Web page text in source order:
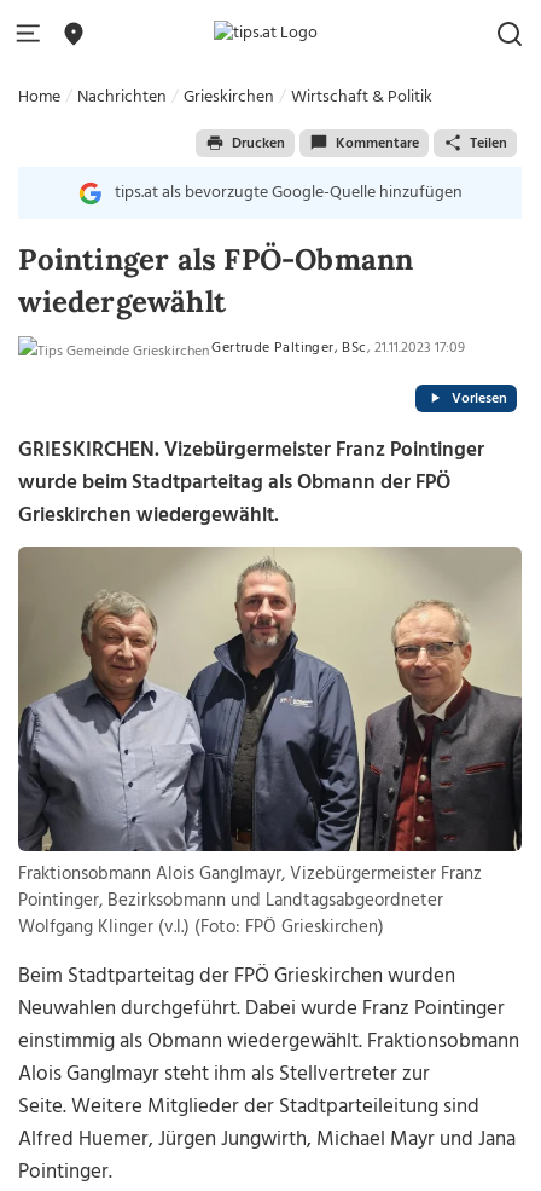
Home Nachrichten Grieskirchen Wirtschaft & Politik
Drucken Kommentare Teilen
tips.at als bevorzugte Google-Quelle hinzufügen
Pointinger als FPÖ-Obmann
wiedergewählt
Gertrude Paltinger, BSc, 21.11.2023 17:09
Vorlesen
GRIESKIRCHEN. Vizebürgermeister Franz Pointinger
wurde beim Stadtparteitag als Obmann der FPÖ
Grieskirchen wiedergewählt.
Fraktionsobmann Alois Ganglmayr, Vizebürgermeister Franz
Pointinger, Bezirksobmann und Landtagsabgeordneter
Wolfgang Klinger (v.l.) (Foto: FPÖ Grieskirchen)
Beim Stadtparteitag der FPÖ Grieskirchen wurden
Neuwahlen durchgeführt. Dabei wurde Franz Pointinger
einstimmig als Obmann wiedergewählt. Fraktionsobmann
Alois Ganglmayr steht ihm als Stellvertreter zur
Seite. Weitere Mitglieder der Stadtparteileitung sind
Alfred Huemer, Jürgen Jungwirth, Michael Mayr und Jana
Pointinger.